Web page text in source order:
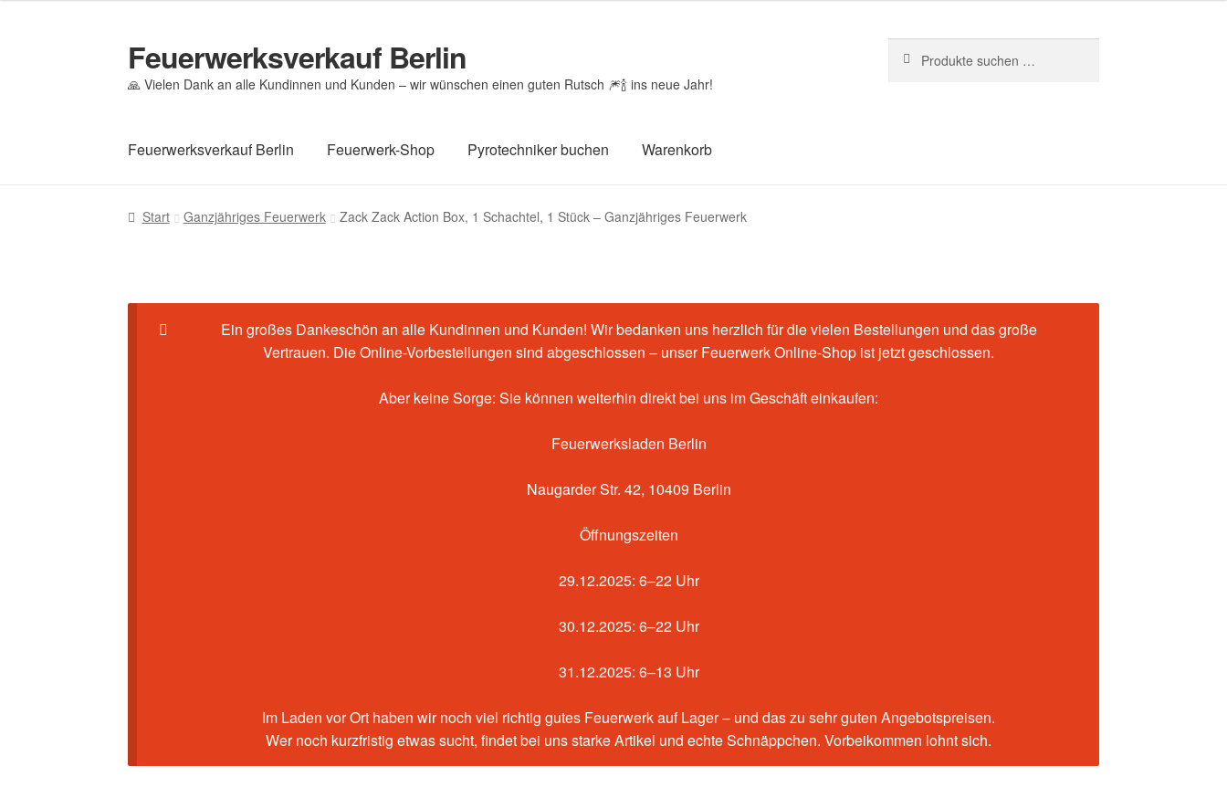
Zur
Navigation
springen
Zum
Inhalt
springen
Feuerwerksverkauf Berlin
🙏 Vielen Dank an alle Kundinnen und Kunden – wir wünschen einen guten Rutsch 🎆🍾 ins neue Jahr!
nach:
Feuerwerksverkauf Berlin Feuerwerk-Shop Pyrotechniker buchen Warenkorb
Start Cookie-Richtlinie (EU) Datenschutz Echtheit von BewertungenFeuerwerk-Shop Impressum
Start Ganzjähriges Feuerwerk Zack Zack Action Box, 1 Schachtel, 1 Stück – Ganzjähriges Feuerwerk
Ein großes Dankeschön an alle Kundinnen und Kunden! Wir bedanken uns herzlich für die vielen Bestellungen und das große
Vertrauen. Die Online-Vorbestellungen sind abgeschlossen – unser Feuerwerk Online-Shop ist jetzt geschlossen.
Aber keine Sorge: Sie können weiterhin direkt bei uns im Geschäft einkaufen:
Feuerwerksladen Berlin
Naugarder Str. 42, 10409 Berlin
Öffnungszeiten
29.12.2025: 6–22 Uhr
30.12.2025: 6–22 Uhr
31.12.2025: 6–13 Uhr
Im Laden vor Ort haben wir noch viel richtig gutes Feuerwerk auf Lager – und das zu sehr guten Angebotspreisen.
Wer noch kurzfristig etwas sucht, findet bei uns starke Artikel und echte Schnäppchen. Vorbeikommen lohnt sich.